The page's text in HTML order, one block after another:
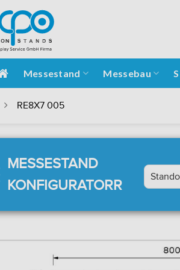
Messestand Messebau
RE8X7 005
MESSESTAND
KONFIGURATORR